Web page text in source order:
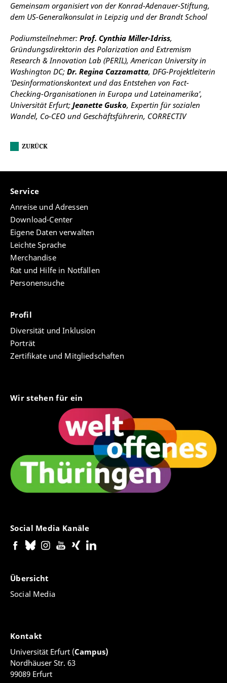
Gemeinsam organisiert von der Konrad-Adenauer-Stiftung,
dem US-Generalkonsulat in Leipzig und der Brandt School
Podiumsteilnehmer: Prof. Cynthia Miller-Idriss,
Gründungsdirektorin des Polarization and Extremism
Research & Innovation Lab (PERIL), American University in
Washington DC; Dr. Regina Cazzamatta, DFG-Projektleiterin
'Desinformationskontext und das Entstehen von Fact-
Checking-Organisationen in Europa und Lateinamerika',
Universität Erfurt; Jeanette Gusko, Expertin für sozialen
Wandel, Co-CEO und Geschäftsführerin, CORRECTIV
ZURÜCK
Service
Anreise und Adressen
Download-Center
Eigene Daten verwalten
Leichte Sprache
Merchandise
Rat und Hilfe in Notfällen
Personensuche
Profil
Diversität und Inklusion
Porträt
Zertifikate und Mitgliedschaften
Wir stehen für ein
Social Media Kanäle
Übersicht
Social Media
Kontakt
Universität Erfurt (Campus)
Nordhäuser Str. 63
99089 Erfurt